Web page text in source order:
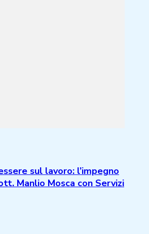
sul lavoro: l’impegno
Manlio Mosca con Servizi